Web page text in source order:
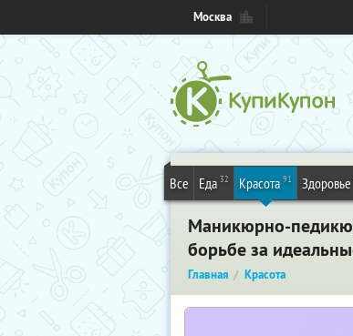
Москва
Все Еда 32 Красота 91 Здоровье
Маникюрно-
борьбе за
Главная Красота